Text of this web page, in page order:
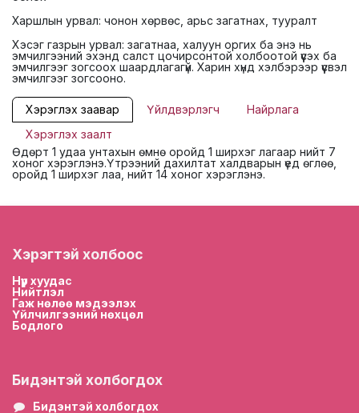
Харшлын урвал: чонон хөрвөс, арьс загатнах, тууралт
Хэсэг газрын урвал: загатнаа, халуун оргих ба энэ нь
эмчилгээний эхэнд салст цочирсонтой холбоотой үүсэх ба
эмчилгээг зогсоох шаардлагагүй. Харин хүнд хэлбэрээр үүсвэл
эмчилгээг зогсооно.
Хэрэглэх заавар Үйлдвэрлэгч
Найрлага
Хэрэглэх заалт
Өдөрт 1 удаа унтахын өмнө оройд 1 ширхэг лагаар нийт 7
хоног хэрэглэнэ.Үтрээний дахилтат халдварын үед өглөө,
оройд 1 ширхэг лаа, нийт 14 хоног хэрэглэнэ.
Хэрэгтэй холбоос
Нүүр хуудас
Нийтлэл
Гаж нөлөө мэдээлэх
Үйлчилгээний нөхцөл
Бодлого
Бидэнтэй холбогдох
Бидэнтэй холбогдох